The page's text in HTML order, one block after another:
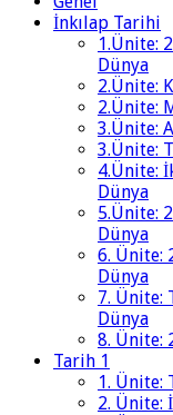
İnkılap Tarihi
1.Ünite:
Dünya
2.Ünite:
2.Ünite:
3.Ünite:
3.Ünite:
4.Ünite:
Dünya
5.Ünite:
Dünya
6. Ünite:
Dünya
7. Ünite:
Dünya
8. Ünite:
Tarih 1
1. Ünite:
2. Ünite: